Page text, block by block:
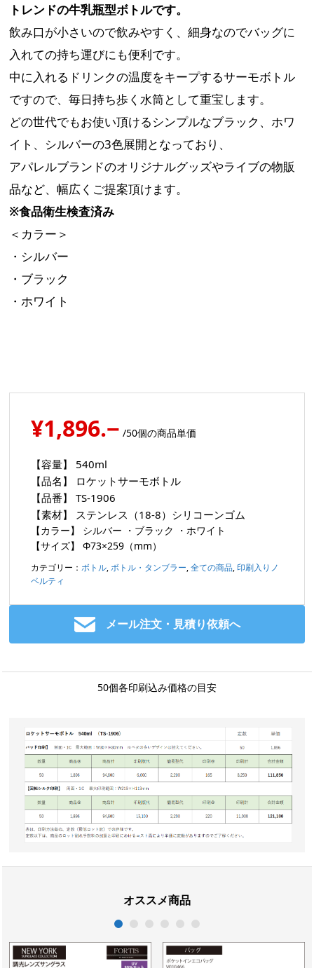
トレンドの牛乳瓶型ボトルです。
飲み口が小さいので飲みやすく、細身なのでバッグに
入れての持ち運びにも便利です。
中に入れるドリンクの温度をキープするサーモボトル
ですので、毎日持ち歩く水筒として重宝します。
どの世代でもお使い頂けるシンプルなブラック、ホワ
イト、シルバーの3色展開となっており、
アパレルブランドのオリジナルグッズやライブの物販
品など、幅広くご提案頂けます。
※食品衛生検査済み
＜カラー＞
・シルバー
・ブラック
・ホワイト
¥1,896.− /50個の商品単価
【容量】
540ml
【品名】
ロケットサーモボトル
【品番】
TS-1906
【素材】
ステンレス（18-8）シリコーンゴム
【カラー】
シルバー ・ブラック ・ホワイト
【サイズ】
Φ73×259（mm）
カテゴリー： ボトル,ボトル・タンブラー,全ての商品,印刷入りノ
ベルティ
メール注文・見積り依頼へ
50個各印刷込み価格の目安
オススメ商品
1 2 3 4 5 6